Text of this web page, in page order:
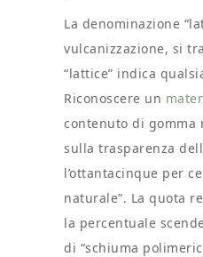
La denominazione
vulcanizzazione, si
“lattice” indica
Riconoscere un
contenuto di gomma
sulla trasparenza
l’ottantacinque per
naturale”. La quota
la percentuale
di “schiuma